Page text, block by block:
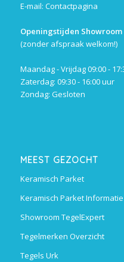
E-mail: Contactpagina
Openingstijden Showroom
(zonder afspraak welkom!)
Maandag - Vrijdag 09:00 -
Zaterdag: 09:30 - 16:00 uur
Zondag: Gesloten
MEEST GEZOCHT
Keramisch Parket
Keramisch Parket Informatie
Showroom TegelExpert
Tegelmerken Overzicht
Tegels Urk